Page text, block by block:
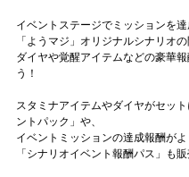
イベントステージでミッションを達
「ようマジ」オリジナルシナリオの
ダイヤや覚醒アイテムなどの豪華
う！
スタミナアイテムやダイヤがセッ
ントパック」や、
イベントミッションの達成報酬が
「シナリオイベント報酬パス」も販